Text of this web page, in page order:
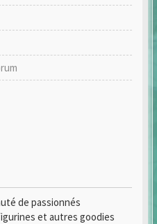
de passionnés
et autres goodies